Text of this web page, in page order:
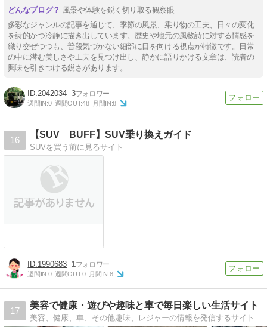
風景や体験を鋭く切り取る観察眼
多彩なジャンルの記事を通じて、季節の風景、乗り物の工夫、日々の変化
を詩的かつ冷静に描き出しています。歴史や地元の風物詩に対する情感を
織り交ぜつつも、普段気づかない細部に目を向ける視点が特徴です。日常
の中に潜む美しさや工夫を見つけ出し、静かに語りかける文章は、読者の
興味を引きつける鋭さがあります。
2042034 3
週間IN:0 週間OUT:48 月間IN:8
16
【SUV BUFF】SUV乗り換えガイド
SUVを買う前に見るサイト
1990683 1
週間IN:0 週間OUT:0 月間IN:8
17
美容で健康・遊びや趣味と車で毎日楽しい生活サイト
美容、健康、車、その他趣味、レジャーの情報を発信するサイトです。